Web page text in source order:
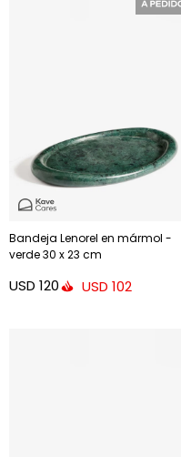
Bandeja Lenorel en mármol -
verde 30 x 23 cm
USD 120 USD 102